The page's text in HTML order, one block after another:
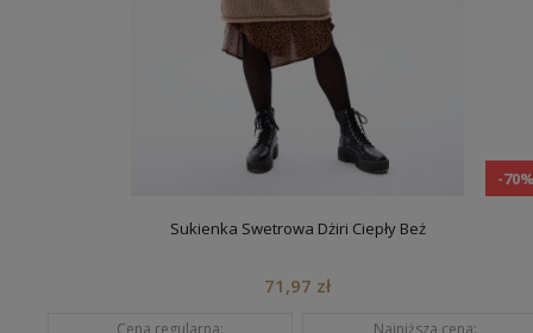
-
Sukienka Swetrowa Dżiri Ciepły Beż
71,97 zł
Cena regularna: Najniższa cena: